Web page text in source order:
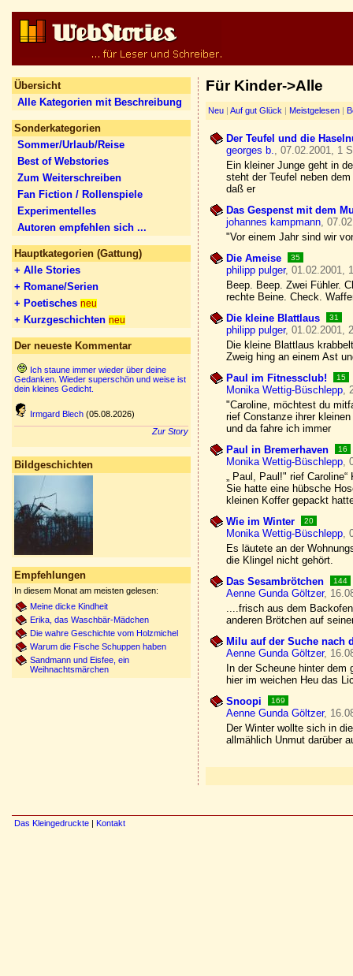
Übersicht
Alle Kategorien mit Beschreibung
Sonderkategorien
Sommer/Urlaub/Reise
Best of Webstories
Zum Weiterschreiben
Fan Fiction / Rollenspiele
Experimentelles
Autoren empfehlen sich ...
Hauptkategorien (Gattung)
+ Alle Stories
+ Romane/Serien
+ Poetisches neu
+ Kurzgeschichten neu
Der neueste Kommentar
Ich staune immer wieder über deine
Gedanken. Wieder superschön und weise ist
dein kleines Gedicht.
Irmgard Blech (05.08.2026)
Zur Story
Bildgeschichten
Empfehlungen
In diesem Monat am meisten gelesen:
Meine dicke Kindheit
Erika, das Waschbär-Mädchen
Die wahre Geschichte vom Holzmichel
Warum die Fische Schuppen haben
Sandmann und Eisfee, ein
Weihnachtsmärchen
Für Kinder->Alle
Neu | Auf gut Glück | Meistgelesen |
Der Teufel und die
georges b., 07.02.2001, 1
Ein kleiner Junge geht in
steht der Teufel neben
daß er
Das Gespenst mit dem
johannes kampmann,
"Vor einem Jahr sind wir
Die Ameise
35
philipp pulger, 01.02.2001,
Beep. Beep. Zwei Fühler.
rechte Beine. Check.
Die kleine Blattlaus
31
philipp pulger, 01.02.2001,
Die kleine Blattlaus
Zweig hing an einem Ast
Paul im Fitnessclub!
15
Monika Wettig-Büschlepp,
"Caroline, möchtest du
rief Constanze ihrer
und da fahre ich immer
Paul in Bremerhaven
16
Monika Wettig-Büschlepp,
„ Paul, Paul!" rief
Sie hatte eine hübsche
kleinen Koffer gepackt
Wie im Winter
20
Monika Wettig-Büschlepp,
Es läutete an der
die Klingel nicht gehört.
Das Sesambrötchen
144
Aenne Gunda Göltzer,
....frisch aus dem
anderen Brötchen auf
Milu auf der Suche nach
Aenne Gunda Göltzer,
In der Scheune hinter
hier im weichen Heu das
Snoopi
169
Aenne Gunda Göltzer,
Der Winter wollte sich in
allmählich Unmut darüber
Das Kleingedruckte | Kontakt